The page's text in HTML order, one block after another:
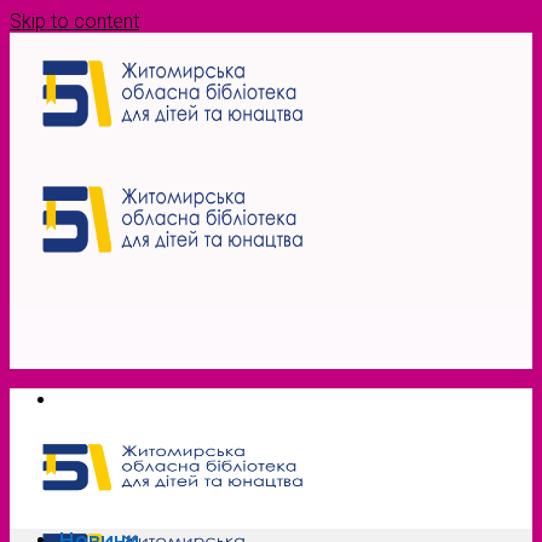
Skip to content